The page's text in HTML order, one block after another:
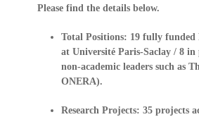
Please find the details below.
Total Positions: 19 fully funded
at Université Paris-Saclay / 8
non-academic leaders such as
ONERA).
Research Projects: 35 projects